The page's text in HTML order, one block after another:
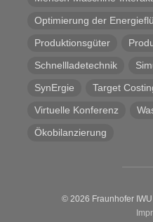
Optimierung der
Produktionsgüter
Schnellladetechnik
SynErgie
Target
Virtuelle Konferenz
Ökobilanzierung
© 2026 Fraunhofer